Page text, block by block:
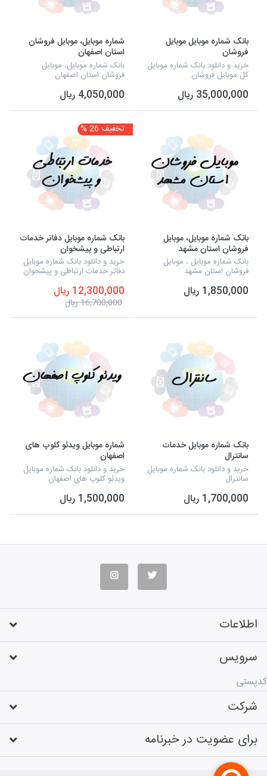
بانک شماره موبایل موبایل
فروشان
خرید و دانلود بانک شماره موبایل
کل موبایل فروشان
35,000,000 ریال
شماره موبایل، موبایل فروشان
استان اصفهان
بانک شماره موبایل، موبایل
فروشان استان اصفهان
4,050,000 ریال
بانک شماره موبایل، موبایل
فروشان استان مشهد
بانک شماره موبایل ، موبایل
فروشان استان مشهد
1,850,000 ریال
تخفیف 26 %
بانک شماره موبایل دفاتر خدمات
ارتباطی و پیشخوان
خرید و دانلود بانک شماره موبایل
دفاتر خدمات ارتباطی و پیشخوان
12,300,000 ریال
16,700,000 ریال
بانک شماره موبایل خدمات
سانترال
خرید و دانلود بانک شماره موبایل
سانترال
1,700,000 ریال
شماره موبایل ویدئو کلوپ های
اصفهان
خرید و دانلود بانک شماره موبایل
ویدئو کلوپ های اصفهان
1,500,000 ریال
اطلاعات
سرویس
کدپستی
شرکت
برای عضویت در خبرنامه